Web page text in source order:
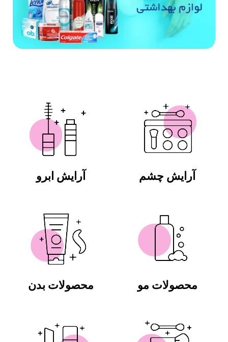
آرایش چشم
محصولات مو
آرایش ابرو
محصولات بدن